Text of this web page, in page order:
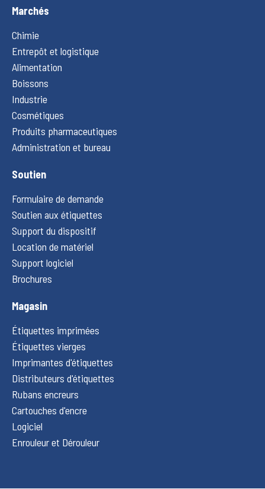
Marchés
Chimie
Entrepôt et logistique
Alimentation
Boissons
Industrie
Cosmétiques
Produits pharmaceutiques
Administration et bureau
Soutien
Formulaire de demande
Soutien aux étiquettes
Support du dispositif
Location de matériel
Support logiciel
Brochures
Magasin
Étiquettes imprimées
Étiquettes vierges
Imprimantes d'étiquettes
Distributeurs d'étiquettes
Rubans encreurs
Cartouches d'encre
Logiciel
Enrouleur et Dérouleur